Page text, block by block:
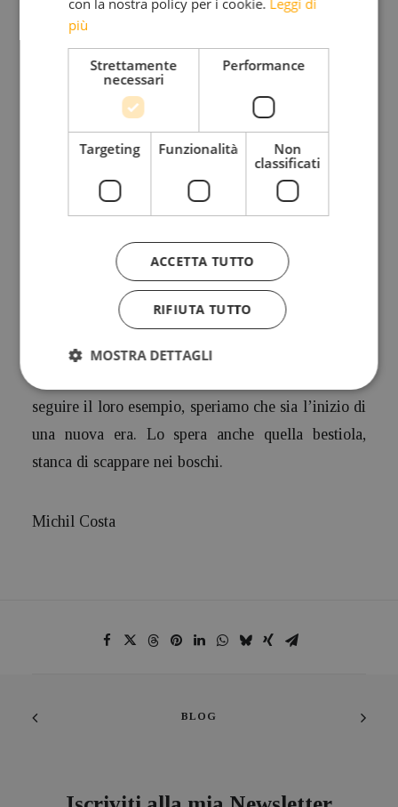
stretto contatto con un ambiente favoloso ma
delicatissimo. Come sarebbe bello per una volta
vivere una notte di San Silvestro tranquilla, avvolta
dalla bellezza del silenzio, incorniciata dalle nostre
stupende montagne illuminate dalla luce magica
della luna. Questo sì sarebbe un Capodanno
speciale, un momento unico, il primo giorno della
nostra nuova vita, rinunciando finalmente a questi
maledetti fuochi d’artificio, strumenti inutili,
dannosi e fuori moda. Per fortuna, gli
amministratori di alcuni Comuni ci hanno già
pensato: a Ortisei, in Val Gardena, i botti
quest’anno saranno vietati, come peraltro a Badia.
seguire il loro esempio, speriamo che sia l’inizio di
una nuova era. Lo spera anche quella bestiola,
stanca di scappare nei boschi.
Michil Costa
BLOG
più
Strettamente
necessari
Performance
Targeting Funzionalità
Non
classificati
ACCETTA TUTTO
RIFIUTA TUTTO
MOSTRA DETTAGLI